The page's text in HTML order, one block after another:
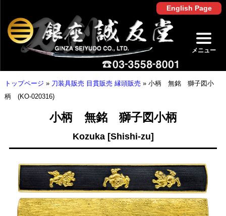
English Page
メニュー
トップページ » 刀装具販売 目貫販売 縁頭販売 » 小柄 無銘 獅子図小
柄 (KO-020316)
小柄 無銘 獅子図小柄
Kozuka [Shishi-zu]